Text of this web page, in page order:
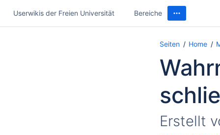
Userwikis der Freien Universität Bereiche
Seiten Home
Erstellt